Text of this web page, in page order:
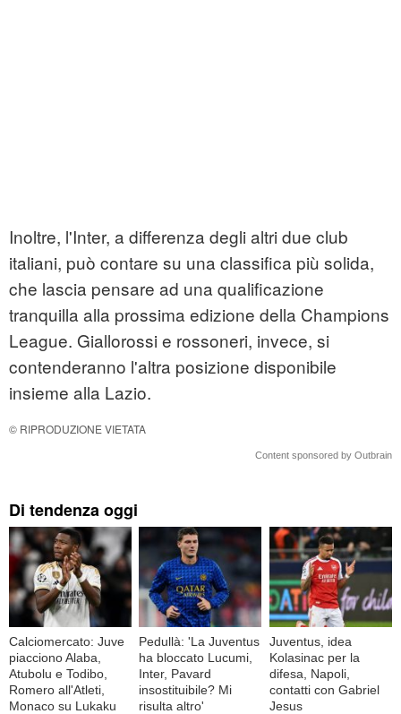
Inoltre, l'Inter, a differenza degli altri due club
italiani, può contare su una classifica più solida,
che lascia pensare ad una qualificazione
tranquilla alla prossima edizione della Champions
League. Giallorossi e rossoneri, invece, si
contenderanno l'altra posizione disponibile
insieme alla Lazio.
© RIPRODUZIONE VIETATA
Content sponsored by Outbrain
Di tendenza oggi
Calciomercato: Juve
piacciono Alaba,
Atubolu e Todibo,
Romero all'Atleti,
Monaco su Lukaku
Pedullà: 'La Juventus
ha bloccato Lucumi,
Inter, Pavard
insostituibile? Mi
risulta altro'
Juventus, idea
Kolasinac per la
difesa, Napoli,
contatti con Gabriel
Jesus